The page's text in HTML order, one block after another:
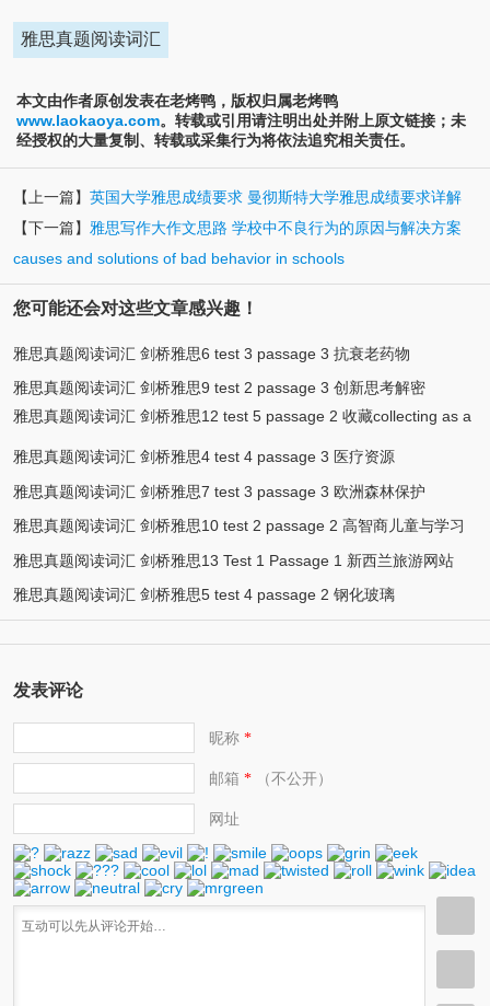
雅思真题阅读词汇
本文由作者原创发表在老烤鸭，版权归属老烤鸭
www.laokaoya.com。转载或引用请注明出处并附上原文链接；未
经授权的大量复制、转载或采集行为将依法追究相关责任。
【上一篇】 英国大学雅思成绩要求 曼彻斯特大学雅思成绩要求详解
【下一篇】 雅思写作大作文思路 学校中不良行为的原因与解决方案
causes and solutions of bad behavior in schools
您可能还会对这些文章感兴趣！
雅思真题阅读词汇 剑桥雅思6 test 3 passage 3 抗衰老药物
雅思真题阅读词汇 剑桥雅思9 test 2 passage 3 创新思考解密
雅思真题阅读词汇 剑桥雅思12 test 5 passage 2 收藏collecting as a
hobby
雅思真题阅读词汇 剑桥雅思4 test 4 passage 3 医疗资源
雅思真题阅读词汇 剑桥雅思7 test 3 passage 3 欧洲森林保护
雅思真题阅读词汇 剑桥雅思10 test 2 passage 2 高智商儿童与学习
雅思真题阅读词汇 剑桥雅思13 Test 1 Passage 1 新西兰旅游网站
雅思真题阅读词汇 剑桥雅思5 test 4 passage 2 钢化玻璃
发表评论
昵称*
邮箱 *（不公开）
网址